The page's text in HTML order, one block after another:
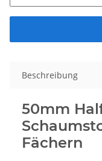
Beschreibung
50mm
Fächern